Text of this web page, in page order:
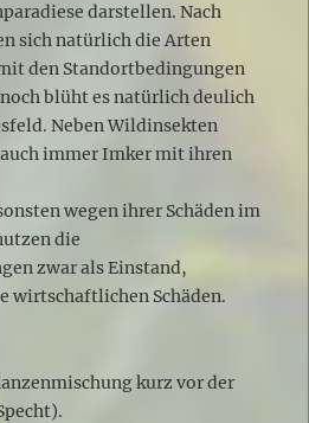
darstellen. Nach
sich natürlich die Arten
den Standortbedingungen
blüht es natürlich deulich
Neben Wildinsekten
immer Imker mit ihren
wegen ihrer Schäden im
die
zwar als Einstand,
wirtschaftlichen Schäden.
kurz vor der